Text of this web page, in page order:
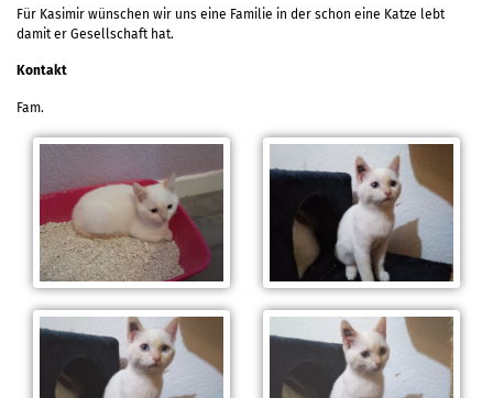
Für Kasimir wünschen wir uns eine Familie in der schon eine Katze lebt
damit er Gesellschaft hat.
Kontakt
Fam.